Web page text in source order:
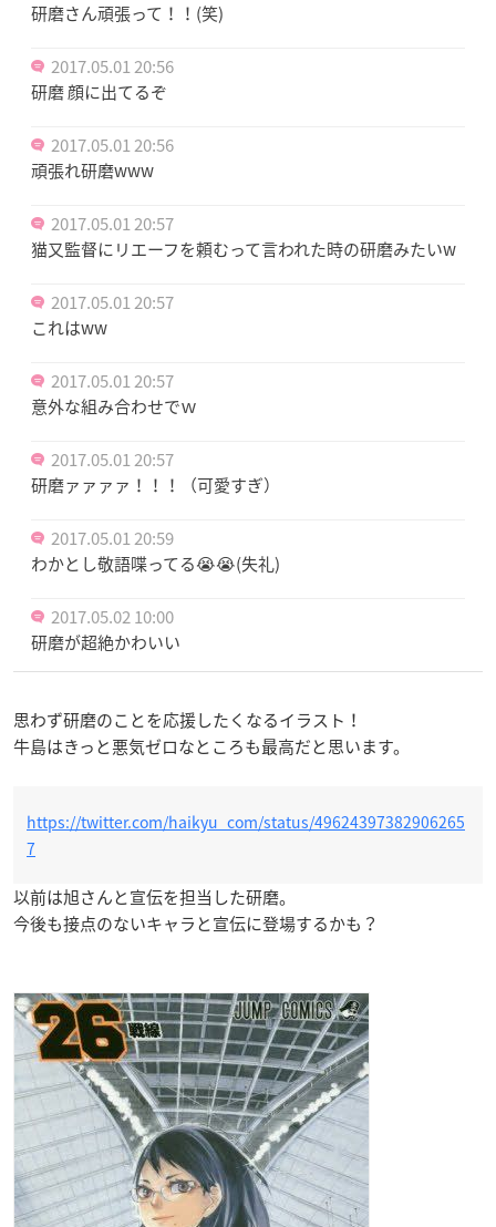
研磨さん頑張って！！(笑)
2017.05.01 20:56
研磨 顔に出てるぞ
2017.05.01 20:56
頑張れ研磨www
2017.05.01 20:57
猫又監督にリエーフを頼むって言われた時の研磨みたいw
2017.05.01 20:57
これはww
2017.05.01 20:57
意外な組み合わせでｗ
2017.05.01 20:57
研磨ァァァァ！！！（可愛すぎ）
2017.05.01 20:59
わかとし敬語喋ってる😭😭(失礼)
2017.05.02 10:00
研磨が超絶かわいい
思わず研磨のことを応援したくなるイラスト！
牛島はきっと悪気ゼロなところも最高だと思います。
https://twitter.com/haikyu_com/status/49624397382906265
7
以前は旭さんと宣伝を担当した研磨。
今後も接点のないキャラと宣伝に登場するかも？